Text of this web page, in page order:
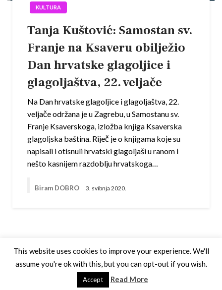
KULTURA
Tanja Kuštović: Samostan sv.
Franje na Ksaveru obilježio
Dan hrvatske glagoljice i
glagoljaštva, 22. veljače
Na Dan hrvatske glagoljice i glagoljaštva, 22.
veljače održana je u Zagrebu, u Samostanu sv.
Franje Ksaverskoga, izložba knjiga Ksaverska
glagoljska baština. Riječ je o knjigama koje su
napisali i otisnuli hrvatski glagoljaši u ranom i
nešto kasnijem razdoblju hrvatskoga…
Biram DOBRO 3. svibnja 2020.
Theme by Silk Themes
This website uses cookies to improve your experience. We'll
assume you're ok with this, but you can opt-out if you wish.
Accept Read More